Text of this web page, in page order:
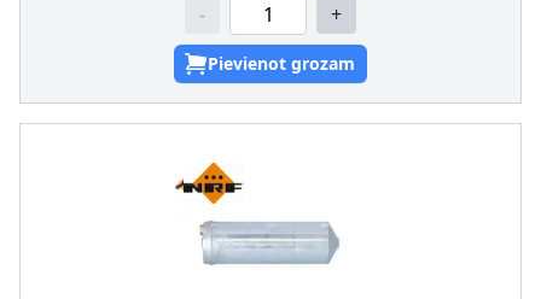
- +
Pievienot grozam